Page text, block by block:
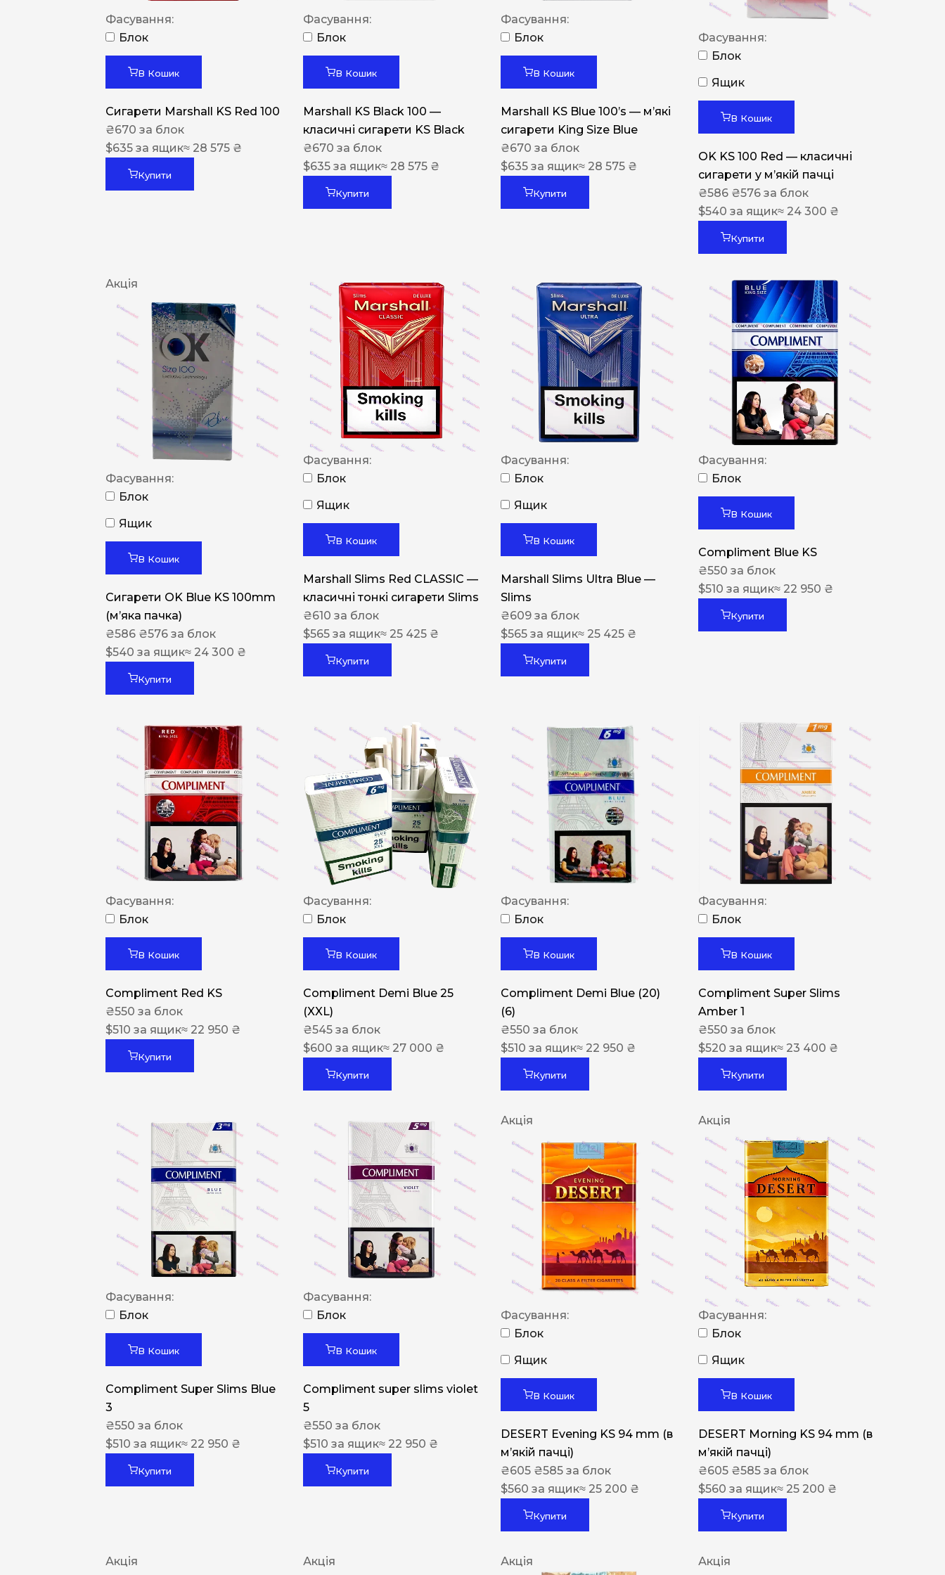
Leana
ASTRU
MONUS
NERO
NERO
Гуцульскі
Italian Blend 821
OSCAR
Сигарети LD
Фасування:
Блок
В Кошик
Сигарети Marshall KS Red 100
₴670 за блок
$635 за ящик≈ 28 575 ₴
Купити
Фасування:
Блок
В Кошик
Marshall KS Black 100 —
класичні сигарети KS Black
₴670 за блок
$635 за ящик≈ 28 575 ₴
Купити
Фасування:
Блок
В Кошик
Marshall KS Blue 100’s — м’які
сигарети King Size Blue
₴670 за блок
$635 за ящик≈ 28 575 ₴
Купити
Фасування:
Блок
Ящик
В Кошик
OK KS 100 Red — класичні
сигарети у м’якій пачці
₴586 ₴576 за блок
$540 за ящик≈ 24 300 ₴
Купити
Акція
Фасування:
Блок
Ящик
В Кошик
Сигарети OK Blue KS 100mm
(м’яка пачка)
₴586 ₴576 за блок
$540 за ящик≈ 24 300 ₴
Купити
Фасування:
Блок
Ящик
В Кошик
Marshall Slims Red CLASSIC —
класичні тонкі сигарети Slims
₴610 за блок
$565 за ящик≈ 25 425 ₴
Купити
Фасування:
Блок
Ящик
В Кошик
Marshall Slims Ultra Blue —
Slims
₴609 за блок
$565 за ящик≈ 25 425 ₴
Купити
Фасування:
Блок
В Кошик
Compliment Blue KS
₴550 за блок
$510 за ящик≈ 22 950 ₴
Купити
Фасування:
Блок
В Кошик
Compliment Red KS
₴550 за блок
$510 за ящик≈ 22 950 ₴
Купити
Фасування:
Блок
В Кошик
Compliment Demi Blue 25
(XXL)
₴545 за блок
$600 за ящик≈ 27 000 ₴
Купити
Фасування:
Блок
В Кошик
Compliment Demi Blue (20)
(6)
₴550 за блок
$510 за ящик≈ 22 950 ₴
Купити
Фасування:
Блок
В Кошик
Compliment Super Slims
Amber 1
₴550 за блок
$520 за ящик≈ 23 400 ₴
Купити
Фасування:
Блок
В Кошик
Compliment Super Slims Blue
3
₴550 за блок
$510 за ящик≈ 22 950 ₴
Купити
Фасування:
Блок
В Кошик
Compliment super slims violet
5
₴550 за блок
$510 за ящик≈ 22 950 ₴
Купити
Акція
Фасування:
Блок
Ящик
В Кошик
DESERT Evening KS 94 mm (в
мʼякій пачці)
₴605 ₴585 за блок
$560 за ящик≈ 25 200 ₴
Купити
Акція
Фасування:
Блок
Ящик
В Кошик
DESERT Morning KS 94 mm (в
мʼякій пачці)
₴605 ₴585 за блок
$560 за ящик≈ 25 200 ₴
Купити
Акція Акція Акція Акція